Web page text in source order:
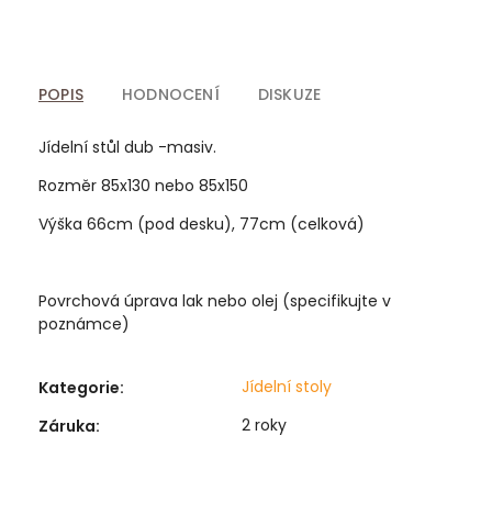
POPIS HODNOCENÍ DISKUZE
Jídelní stůl dub -masiv.
Rozměr 85x130 nebo 85x150
Výška 66cm (pod desku), 77cm (celková)
Povrchová úprava lak nebo olej (specifikujte v
poznámce)
Kategorie:
Jídelní stoly
Záruka: 2 roky